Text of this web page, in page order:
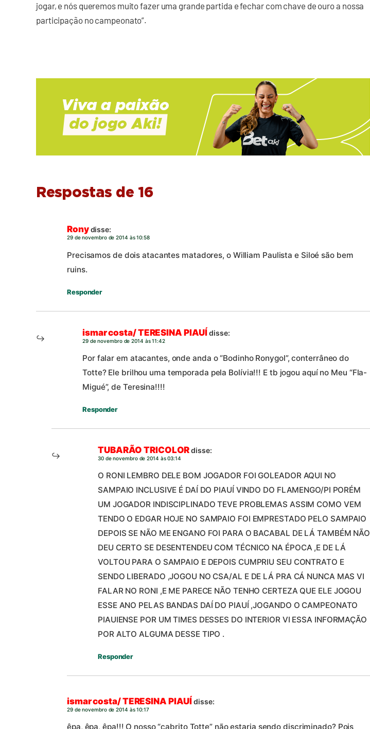
jogar, e nós queremos muito fazer uma grande partida e fechar com chave de ouro a nossa
participação no campeonato”.
Respostas de 16
Ronydisse:
29 de novembro de 2014 às 10:58
Precisamos de dois atacantes matadores, o William Paulista e Siloé são bem
ruins.
Responder
ismar costa/ TERESINA PIAUÍdisse:
29 de novembro de 2014 às 11:42
Por falar em atacantes, onde anda o “Bodinho Ronygol”, conterrâneo do
Totte? Ele brilhou uma temporada pela Bolívia!!! E tb jogou aquí no Meu “Fla-
Migué”, de Teresina!!!!
Responder
TUBARÃO TRICOLORdisse:
30 de novembro de 2014 às 03:14
O RONI LEMBRO DELE BOM JOGADOR FOI GOLEADOR AQUI NO
SAMPAIO INCLUSIVE É DAÍ DO PIAUÍ VINDO DO FLAMENGO/PI PORÉM
UM JOGADOR INDISCIPLINADO TEVE PROBLEMAS ASSIM COMO VEM
TENDO O EDGAR HOJE NO SAMPAIO FOI EMPRESTADO PELO SAMPAIO
DEPOIS SE NÃO ME ENGANO FOI PARA O BACABAL DE LÁ TAMBÉM NÃO
DEU CERTO SE DESENTENDEU COM TÉCNICO NA ÉPOCA ,E DE LÁ
VOLTOU PARA O SAMPAIO E DEPOIS CUMPRIU SEU CONTRATO E
SENDO LIBERADO ,JOGOU NO CSA/AL E DE LÁ PRA CÁ NUNCA MAS VI
FALAR NO RONI ,E ME PARECE NÃO TENHO CERTEZA QUE ELE JOGOU
ESSE ANO PELAS BANDAS DAÍ DO PIAUÍ ,JOGANDO O CAMPEONATO
PIAUIENSE POR UM TIMES DESSES DO INTERIOR VI ESSA INFORMAÇÃO
POR ALTO ALGUMA DESSE TIPO .
Responder
ismar costa/ TERESINA PIAUÍdisse:
29 de novembro de 2014 às 10:17
êpa, êpa, êpa!!! O nosso “cabrito Totte” não estaria sendo discriminado? Pois